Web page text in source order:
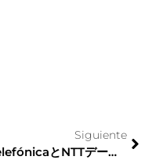
Siguiente
TelefónicaとNTTデータはCieAutomotiveと提携して、産業用5Gを統合しています